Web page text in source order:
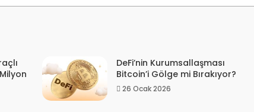
DeFi’nin Kurumsallaşması
Bitcoin’i Gölge mi Bırakıyor?
26 Ocak 2026